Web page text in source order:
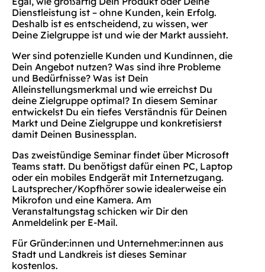
Dienstleistung ist – ohne Kunden, kein Erfolg.
Deshalb ist es entscheidend, zu wissen, wer
Deine Zielgruppe ist und wie der Markt aussieht.
Wer sind potenzielle Kunden und Kundinnen, die
Dein Angebot nutzen? Was sind ihre Probleme
und Bedürfnisse? Was ist Dein
Alleinstellungsmerkmal und wie erreichst Du
deine Zielgruppe optimal? In diesem Seminar
entwickelst Du ein tiefes Verständnis für Deinen
Markt und Deine Zielgruppe und konkretisierst
damit Deinen Businessplan.
Das zweistündige Seminar findet über Microsoft
Teams statt. Du benötigst dafür einen PC, Laptop
oder ein mobiles Endgerät mit Internetzugang.
Lautsprecher/Kopfhörer sowie idealerweise ein
Mikrofon und eine Kamera. Am
Veranstaltungstag schicken wir Dir den
Anmeldelink per E-Mail.
Für Gründer:innen und Unternehmer:innen aus
Stadt und Landkreis ist dieses Seminar
kostenlos.